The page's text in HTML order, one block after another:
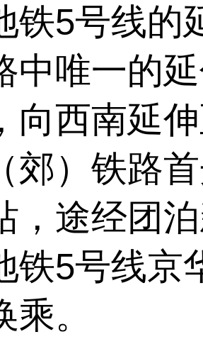
铁5号线的
中唯一的
向西南延
郊）铁路
，途经团
铁5号线京
乘。